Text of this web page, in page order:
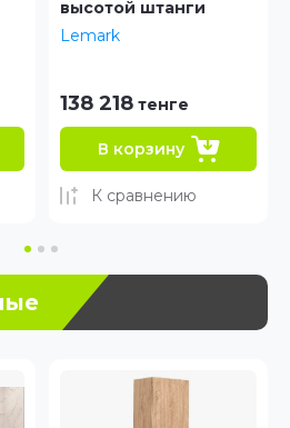
GROHE
920 000 тенге
В корзину
К сравнению